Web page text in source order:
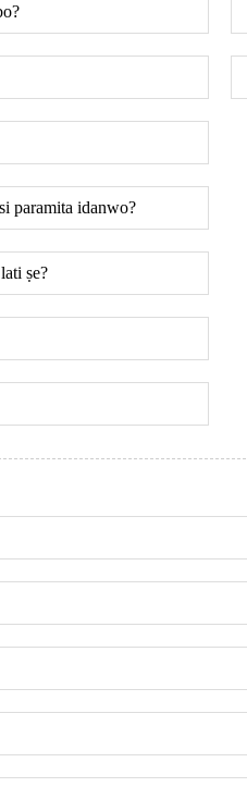
paramita idanwo?
ṣe?